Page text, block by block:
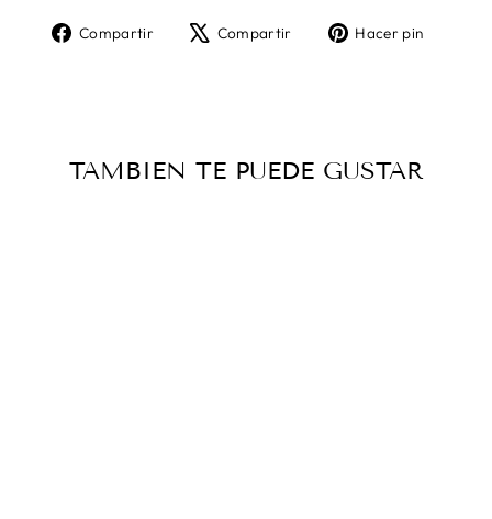
Compartir
CompartirCompartir
TuitearHacer pin
TAMBIEN TE PUEDE GUSTAR